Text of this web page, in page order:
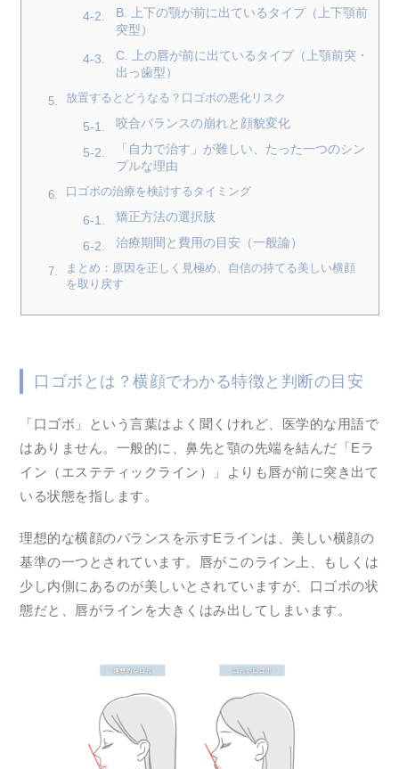
B. 上下の顎が前に出ているタイプ（上下顎前
突型）
C. 上の唇が前に出ているタイプ（上顎前突・
出っ歯型）
放置するとどうなる？口ゴボの悪化リスク
咬合バランスの崩れと顔貌変化
「自力で治す」が難しい、たった一つのシン
プルな理由
口ゴボの治療を検討するタイミング
矯正方法の選択肢
治療期間と費用の目安（一般論）
まとめ：原因を正しく見極め、自信の持てる美しい横顔
を取り戻す
口ゴボとは？横顔でわかる特徴と判断の目安
「口ゴボ」という言葉はよく聞くけれど、医学的な用語で
はありません。一般的に、鼻先と顎の先端を結んだ「Eラ
イン（エステティックライン）」よりも唇が前に突き出て
いる状態を指します。
理想的な横顔のバランスを示すEラインは、美しい横顔の
基準の一つとされています。唇がこのライン上、もしくは
少し内側にあるのが美しいとされていますが、口ゴボの状
態だと、唇がラインを大きくはみ出してしまいます。